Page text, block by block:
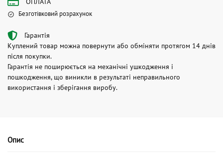
Безготівковий розрахунок
Гарантія
Куплений товар можна повернути або обміняти протягом 14 днів
після покупки.
Гарантія не поширюється на механічні ушкодження і
пошкодження, що виникли в результаті неправильного
використання і зберігання виробу.
Опис